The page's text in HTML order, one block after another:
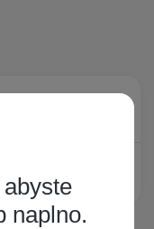
stránku
naplno.